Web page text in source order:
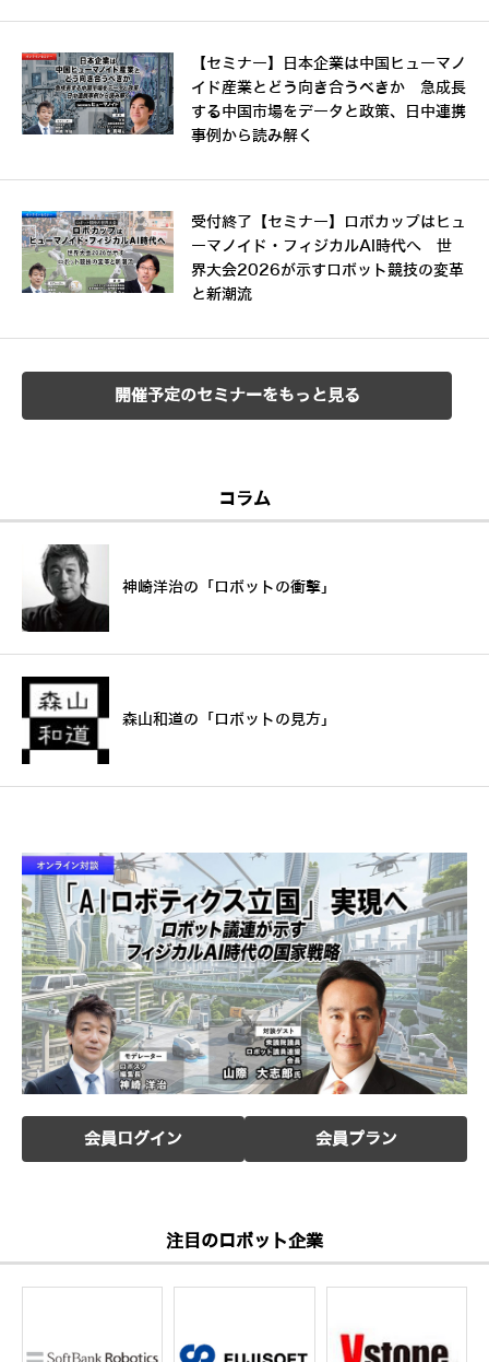
【セミナー】日本企業は中国ヒューマノ
イド産業とどう向き合うべきか 急成長
する中国市場をデータと政策、日中連携
事例から読み解く
受付終了【セミナー】ロボカップはヒュ
ーマノイド・フィジカルAI時代へ 世
界大会2026が示すロボット競技の変革
と新潮流
開催予定のセミナーをもっと見る
コラム
神崎洋治の「ロボットの衝撃」
森山和道の「ロボットの見方」
会員ログイン 会員プラン
注目のロボット企業